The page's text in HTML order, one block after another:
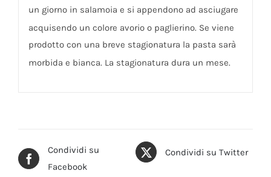
un giorno in salamoia e si appendono ad asciugare
acquisendo un colore avorio o paglierino. Se viene
prodotto con una breve stagionatura la pasta sarà
morbida e bianca. La stagionatura dura un mese.
Condividi su
Facebook
Condividi su Twitter